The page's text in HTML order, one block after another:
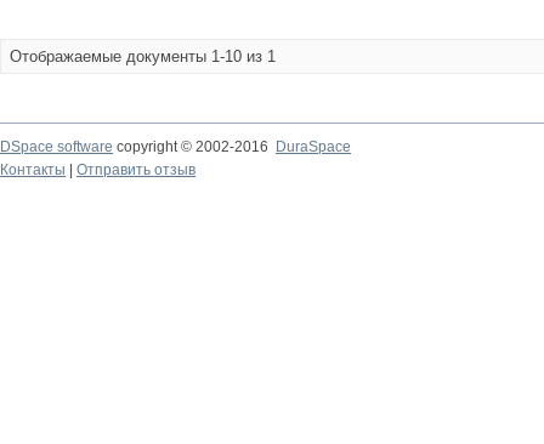
Отображаемые документы 1-10 из 1
DSpace software copyright © 2002-2016
DuraSpace
Контакты
Отправить отзыв